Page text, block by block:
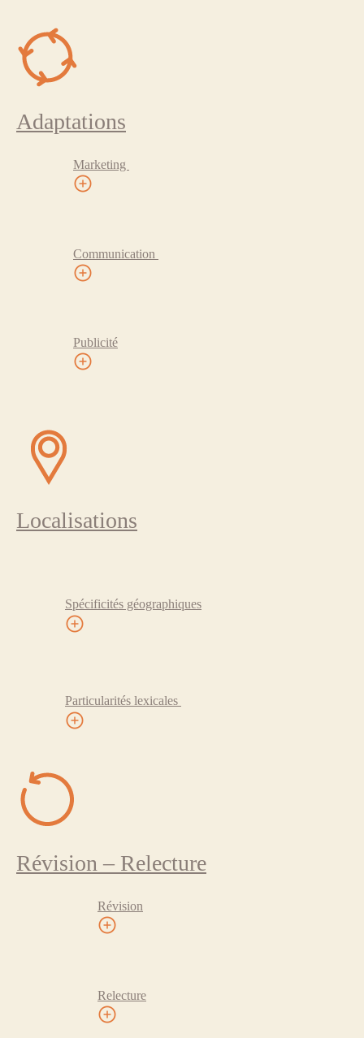
Adaptations
Marketing
Communication
Publicité
Localisations
Spécificités géographiques
Particularités lexicales
Révision – Relecture
Révision
Relecture